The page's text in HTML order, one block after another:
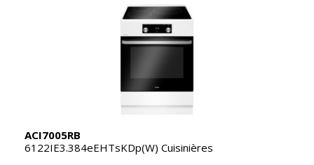
ACI7005RB
6122IE3.384eEHTsKDp(W) Cuisinières